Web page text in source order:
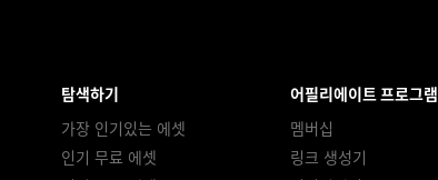
탐색하기
가장 인기있는 에셋
인기 무료 에셋
어필리에이트 프로그램
멤버십
링크 생성기